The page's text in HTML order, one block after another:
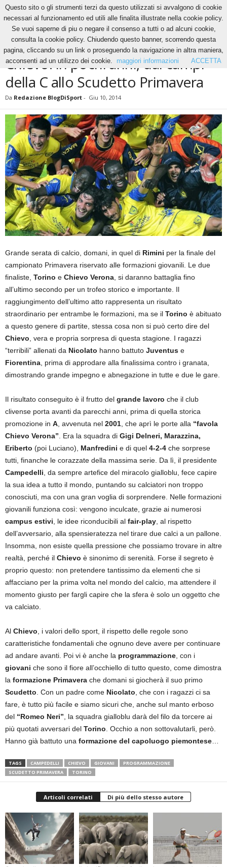
News Chievo: in pochi anni, dai campi della C allo Scudetto Primavera
NEWS
Chievo: in pochi anni, dai campi
della C allo Scudetto Primavera
Da Redazione BlogDiSport - Giu 10, 2014
Grande serata di calcio, domani, in quel di Rimini per la finale del
campionato Primavera riservato alle formazioni giovanili. Le due
finaliste, Torino e Chievo Verona , si daranno battaglia fino
all’ultimo secondo per un trofeo storico e importante. Il
raggiungimento dell’ultimo atto rappresenta un risultato
straordinario per entrambe le formazioni, ma se il Torino è abituato
a questo genere di partite, stessa cosa non si può certo dire del
Chievo , vera e propria sorpresa di questa stagione. I ragazzi
“terribili” allenati da Nicolato hanno battuto Juventus e
Fiorentina , prima di approdare alla finalissima contro i granata,
dimostrando grande impegno e abnegazione in tutte e due le gare.
Il risultato conseguito è il frutto del grande lavoro che il club
clivense porta avanti da parecchi anni, prima di quella storica
promozione in A , avvenuta nel 2001 , che aprì le porte alla “favola
Chievo Verona” . Era la squadra di Gigi Delneri, Marazzina,
Eriberto (poi Luciano), Manfredini e di quel 4-2-4 che sorprese
tutti, finanche le corazzate della massima serie. Da lì, il presidente
Campedelli , da sempre artefice del miracolo gialloblu, fece capire
la sua idea a tutto il mondo, puntando su calciatori non troppo
conosciuti, ma con una gran voglia di sorprendere. Nelle formazioni
giovanili funziona così: vengono inculcate, grazie ai numerosi
campus estivi , le idee riconducibili al fair-play , al rispetto
dell’avversario, alla spensieratezza nel tirare due calci a un pallone.
Insomma, non esiste quella pressione che possiamo trovare in altre
realtà, perché il Chievo è sinonimo di serenità. Forse il segreto è
proprio questo: non pretendere tantissimo da elementi che si
affacciano per la prima volta nel mondo del calcio, ma attendere il
momento giusto per fargli capire che la sfera è solo un oggetto che
va calciato.
Al Chievo , i valori dello sport, il rispetto delle regole sono
caratteristiche fondamentali che ognuno deve avere per continuare
ad andare avanti. Poi vi è anche la programmazione , con i
giovani che sono il fiore all’occhiello di tutto questo, come dimostra
la formazione Primavera che domani si giocherà il suo primo
Scudetto . Con un padre come Nicolato , che con i ragazzi ci sa
fare, è tutto più facile e siamo sicuri che, anche sul manto erboso
del “Romeo Neri” , la squadra gialloblu darà del filo da torcere ai
più quotati avversari del Torino . Occhio a non sottovalutarli, però.
Hanno già battuto una formazione del capoluogo piemontese
TAGS CAMPEDELLI CHIEVO GIOVANI
PROGRAMMAZIONE
SCUDETTO PRIMAVERA
TORINO
Articoli correlati Di più dello stesso autore
Questo sito o gli strumenti terzi da questo utilizzati si avvalgono di cookie
necessari al funzionamento ed utili alle finalita illustrate nella cookie policy.
Se vuoi saperne di piu o negare il consenso a tutti o ad alcuni cookie,
consulta la cookie policy. Chiudendo questo banner, scorrendo questa
pagina, cliccando su un link o proseguendo la navigazione in altra maniera,
acconsenti ad un utilizzo dei cookie.
maggiori informazioni ACCETTA